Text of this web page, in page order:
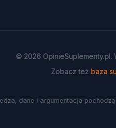
© 2026 OpinieSuplementy.pl.
Zobacz też baza
dane i argumentacja